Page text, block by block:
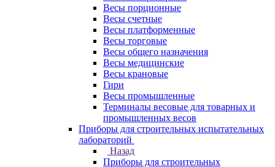
Весы порционные
Весы счетные
Весы платформенные
Весы торговые
Весы общего назначения
Весы медицинские
Весы крановые
Гири
Весы промышленные
Терминалы весовые для товарных и
промышленных весов
Приборы для строительных испытательных
лабораторий
Назад
Приборы для строительных